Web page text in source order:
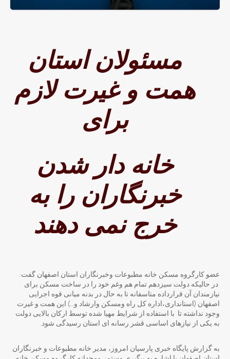
مسئولان استان
همت و غیرت لازم
برای
خانه دار شدن
خبرنگاران را به
خرج نمی دهند
عضو کارگروه مسکن خانه مطبوعات وخبرنگاران استان اصفهان گفت:
در حالیکه دولت سیزدهم تمام هم وغم خود را در ساخت مسکن برای
نیازمندان آن قرارداده متاسفانه تا به حال در بدنه میانی قوه اجرایی
اصفهان (استانداری،اداره کل راه ومسکن وارشاد و….) این همت و غیرت
وجود نداشته تا با استفاده از شرایط مهیا شده توسط ارکان بالایی دولت
به یکی از نیازهای اساسی قشر رسانه ای استان رسیدگی شود.
به گزارش پایگاه خبری پارسیان امروز، مدیر خانه مطبوعات و خبرنگاران